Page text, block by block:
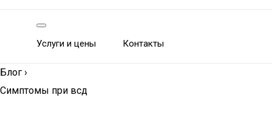
Услуги и цены Контакты
Блог ›
Симптомы при всд